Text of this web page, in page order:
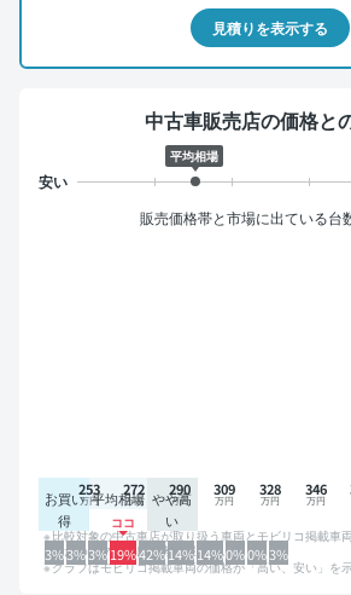
見積りを表示する
中古車販売店の価格と
平均相場
販売価格帯と市場に出ている台
お買い
得
平均相場 やや高
い
3%3%3%19%42%14%14%0%0%3%
253 272 290 309 328 346
比較対象の中古車店が取り扱う車両とモビリコ掲載車
るため、グラフは参考情報です。
グラフはモビリコ掲載車両の価格が「高い、安い」を